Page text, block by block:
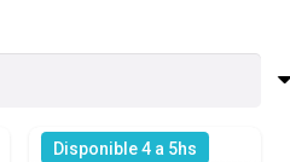
Disponible 4 a 5hs